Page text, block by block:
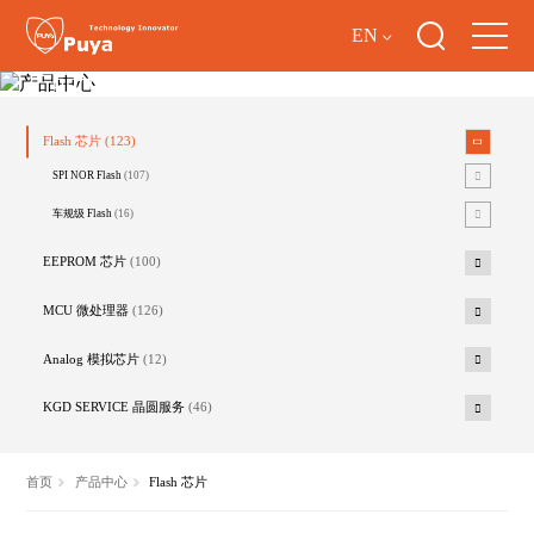
EN
产品中心
Flash 芯片 (123)
SPI NOR Flash(107)
车规级 Flash(16)
EEPROM 芯片 (100)
MCU 微处理器 (126)
Analog 模拟芯片 (12)
KGD SERVICE 晶圆服务 (46)
首页 产品中心 Flash 芯片